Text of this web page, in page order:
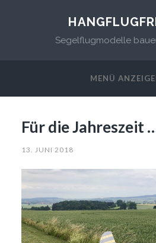
Segelflugmodelle
MENÜ
Für die Jahreszeit
13. JUNI 2018